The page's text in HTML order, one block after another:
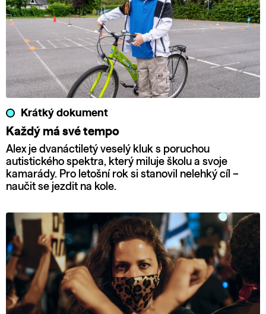
Krátký dokument
Každý má své tempo
Alex je dvanáctiletý veselý kluk s poruchou
autistického spektra, který miluje školu a svoje
kamarády. Pro letošní rok si stanovil nelehký cíl –
naučit se jezdit na kole.